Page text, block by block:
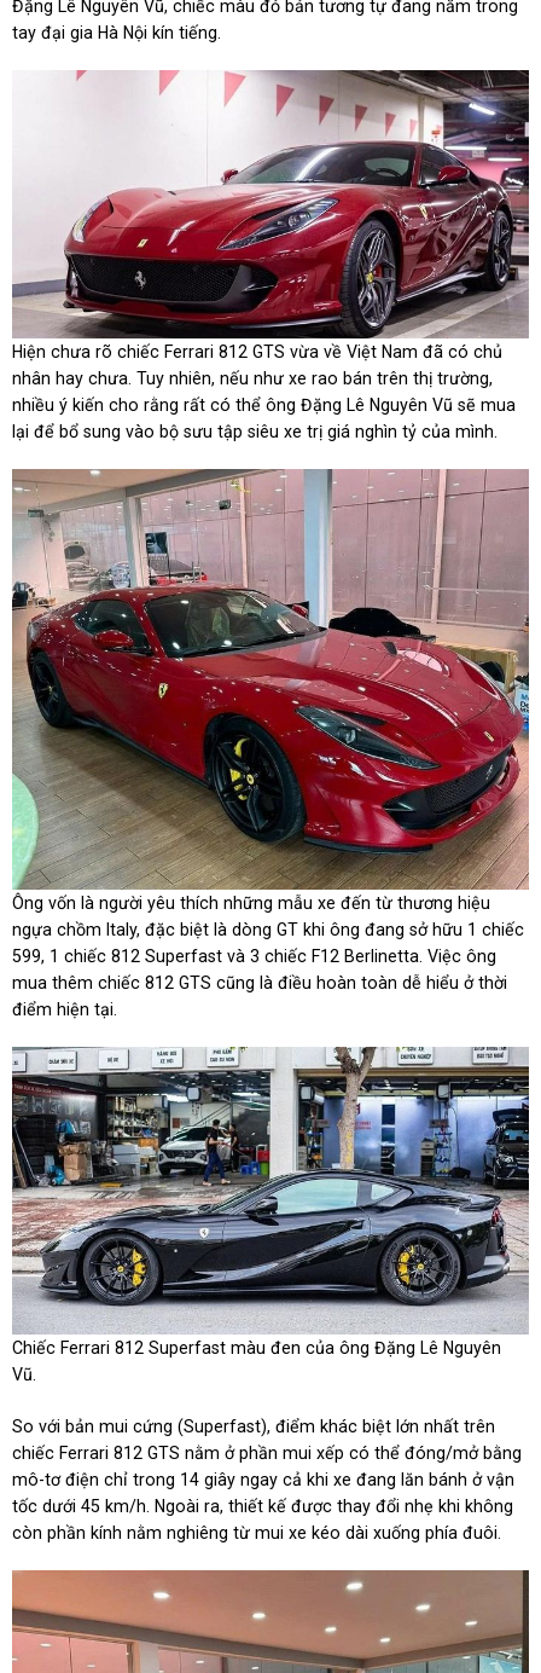
Đặng Lê Nguyên Vũ, chiếc màu đỏ bản tương tự đang nằm trong
tay đại gia Hà Nội kín tiếng.
Hiện chưa rõ chiếc Ferrari 812 GTS vừa về Việt Nam đã có chủ
nhân hay chưa. Tuy nhiên, nếu như xe rao bán trên thị trường,
nhiều ý kiến cho rằng rất có thể ông Đặng Lê Nguyên Vũ sẽ mua
lại để bổ sung vào bộ sưu tập siêu xe trị giá nghìn tỷ của mình.
Ông vốn là người yêu thích những mẫu xe đến từ thương hiệu
ngựa chồm Italy, đặc biệt là dòng GT khi ông đang sở hữu 1 chiếc
599, 1 chiếc 812 Superfast và 3 chiếc F12 Berlinetta. Việc ông
mua thêm chiếc 812 GTS cũng là điều hoàn toàn dễ hiểu ở thời
điểm hiện tại.
Chiếc Ferrari 812 Superfast màu đen của ông Đặng Lê Nguyên
Vũ.
So với bản mui cứng (Superfast), điểm khác biệt lớn nhất trên
chiếc Ferrari 812 GTS nằm ở phần mui xếp có thể đóng/mở bằng
mô-tơ điện chỉ trong 14 giây ngay cả khi xe đang lăn bánh ở vận
tốc dưới 45 km/h. Ngoài ra, thiết kế được thay đổi nhẹ khi không
còn phần kính nằm nghiêng từ mui xe kéo dài xuống phía đuôi.